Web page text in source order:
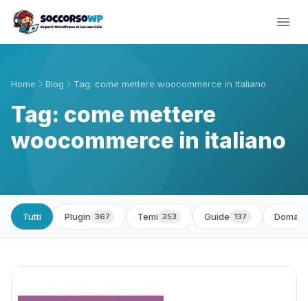
Home Blog Tag: come mettere woocommerce in italiano
Tag: come mettere
woocommerce in italiano
Tutti Plugin 367 Temi 353 Guide 137